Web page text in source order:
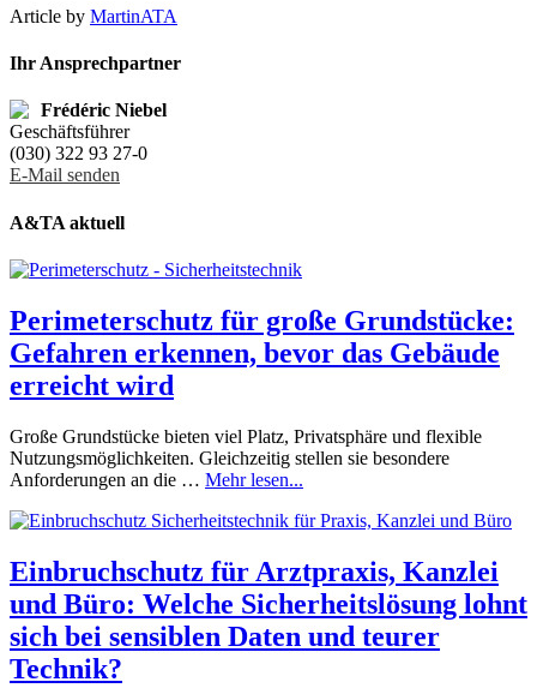
Article by MartinATA
Ihr Ansprechpartner
Frédéric Niebel
Geschäftsführer
(030) 322 93 27-0
E-Mail senden
A&TA aktuell
Perimeterschutz für große Grundstücke:
Gefahren erkennen, bevor das Gebäude
erreicht wird
Große Grundstücke bieten viel Platz, Privatsphäre und flexible
Nutzungsmöglichkeiten. Gleichzeitig stellen sie besondere
Anforderungen an die … Mehr lesen...
Einbruchschutz für Arztpraxis, Kanzlei
und Büro: Welche Sicherheitslösung lohnt
sich bei sensiblen Daten und teurer
Technik?